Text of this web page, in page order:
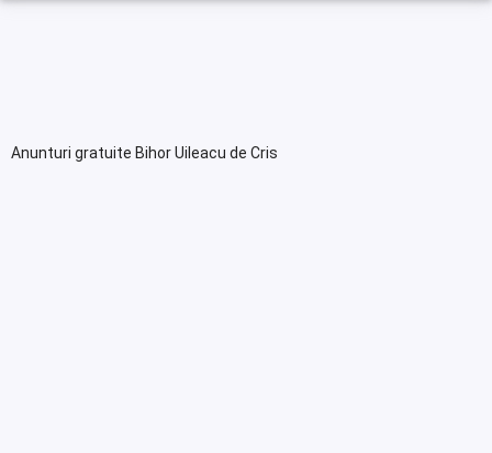
Anunturi gratuite Bihor Uileacu de Cris